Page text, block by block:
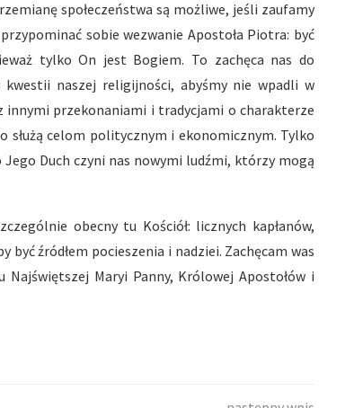
społeczeństwa są możliwe, jeśli zaufamy
sobie wezwanie Apostoła Piotra: być
tylko On jest Bogiem. To zachęca nas do
naszej religijności, abyśmy nie wpadli w
innymi przekonaniami i tradycjami o charakterze
celom politycznym i ekonomicznym. Tylko
Duch czyni nas nowymi ludźmi, którzy mogą
obecny tu Kościół: licznych kapłanów,
źródłem pocieszenia i nadziei. Zachęcam was
Maryi Panny, Królowej Apostołów i